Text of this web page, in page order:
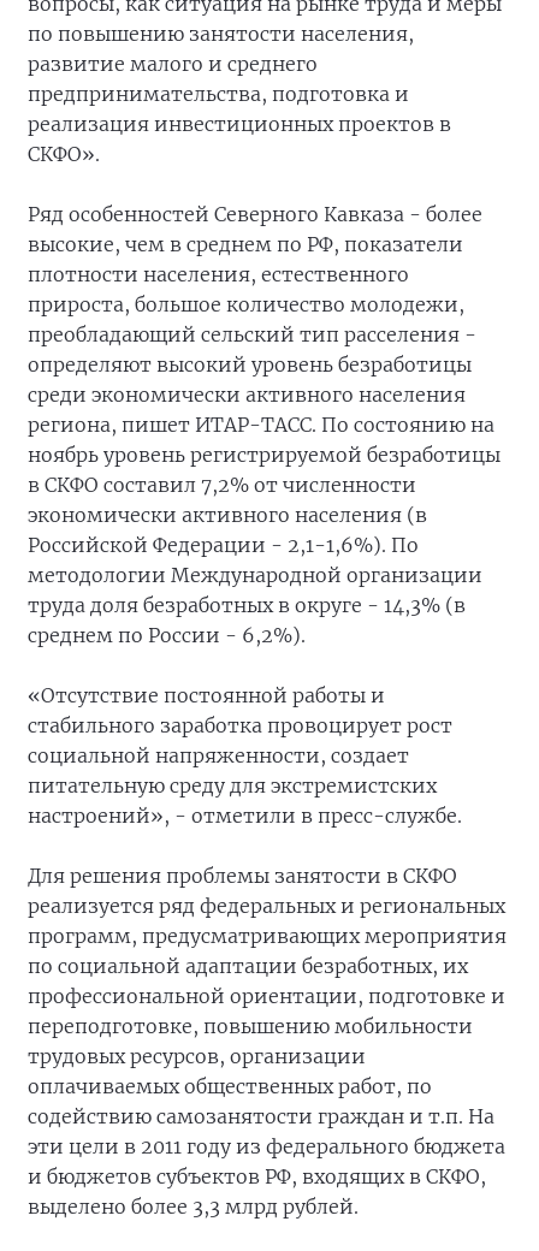
по повышению занятости населения,
развитие малого и среднего
предпринимательства, подготовка и
реализация инвестиционных проектов в
СКФО».
Ряд особенностей Северного Кавказа - более
высокие, чем в среднем по РФ, показатели
плотности населения, естественного
прироста, большое количество молодежи,
преобладающий сельский тип расселения -
определяют высокий уровень безработицы
среди экономически активного населения
региона, пишет ИТАР-ТАСС. По состоянию на
ноябрь уровень регистрируемой безработицы
в СКФО составил 7,2% от численности
экономически активного населения (в
Российской Федерации - 2,1-1,6%). По
методологии Международной организации
труда доля безработных в округе - 14,3% (в
среднем по России - 6,2%).
«Отсутствие постоянной работы и
стабильного заработка провоцирует рост
социальной напряженности, создает
питательную среду для экстремистских
настроений», - отметили в пресс-службе.
Для решения проблемы занятости в СКФО
реализуется ряд федеральных и региональных
программ, предусматривающих мероприятия
по социальной адаптации безработных, их
профессиональной ориентации, подготовке и
переподготовке, повышению мобильности
трудовых ресурсов, организации
оплачиваемых общественных работ, по
содействию самозанятости граждан и т.п. На
эти цели в 2011 году из федерального бюджета
и бюджетов субъектов РФ, входящих в СКФО,
выделено более 3,3 млрд рублей.